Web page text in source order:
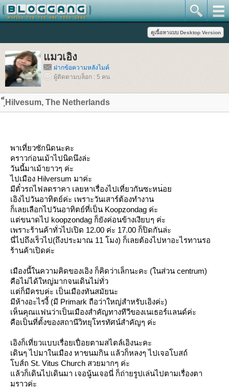
มวเอิง
ฝากข้อความหลังไมค์
ผู้ติดตามบล็อก : 5 คน
ฺ็Hilvesum, The Netherlands
พาเที่ยวซักนิดนะคะ
คราวก่อนเม้าไปนิดนึงล่ะ
วันนี้มาเม้ายาวๆ ค่ะ
ไปเมือง Hilversum มาค่ะ
มีตั๋วรถไฟลดราคา เลยหาเรื่องไปเที่ยวกันซะหน่อ
เอิงไปวันอาทิตย์ค่ะ เพราะวันเสาร์ต้องทำงาน
ก็เลยเลือกไปวันอาทิตย์ที่เป็น Koopzondag ค่ะ
ต่ขนาดไป koopzondag ก็ยังค่อนข้างเงียบๆ ค่ะ
เพราะร้านค้าทั่วไปเปิด 12.00 ค่ะ 17.00 ก็ปิดกันล่ะ
นี่ไปถึงเร็วไป(ถึงประมาณ 11 โมง) ก็เลยต้องไปหาอะไรทานรอ
ร้านค้าเปิดค่ะ
เมืองนี้ในความคิดของเอิง ก็คิดว่าเล็กนะคะ (ในส่วน centrum)
คือไม่ได้ใหญ่มากจนเดินไม่ทั่ว
ต่ก็มีครบค่ะ เป็นเมืองทันสมัยนะ
มีห้างอะไรงี้ (มี Primark ถือว่าใหญ่สำหรับเอิงค่ะ)
เห็นคุณแฟนว่าเป็นเมืองสำคัญทางทีวีของเนเธอร์แลนด์ค่ะ
คือเป็นที่ตั้งของสถานีวิทุโทรทัศน์สำคัญๆ ค่ะ
เอิงก็เที่ยวแบบเรื่อยเปื่อตามสไตล์เอิงนะคะ
เดินๆ ไปมาในเมือง หาขนมกิน แล้วก็หลงๆ ไปเจอโบสถ์
บส์ถ St. Vitus Church สวยมากๆ ค่ะ
ล้วก็เดินไปเดินมา เจอนู้นเจอนี่ ก็ถ่ายรูปเล่นไปตามเรื่องตา
มราวค่ะ